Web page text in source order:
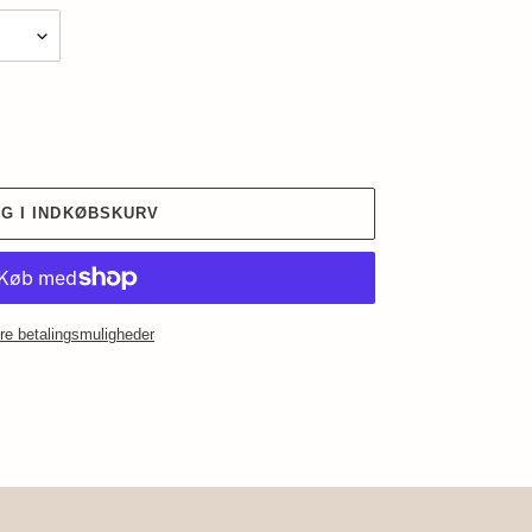
I INDKØBSKURV
betalingsmuligheder